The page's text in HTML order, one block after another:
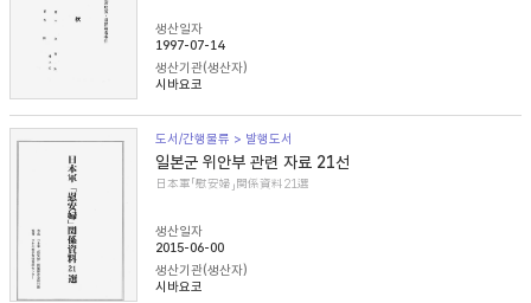
생산일자
1997-07-14
생산기관(생산자)
시바요코
도서/간행물류 > 발행도서
일본군 위안부 관련 자료 21선
日本軍「慰安婦」関係資料21選
생산일자
2015-06-00
생산기관(생산자)
시바요코